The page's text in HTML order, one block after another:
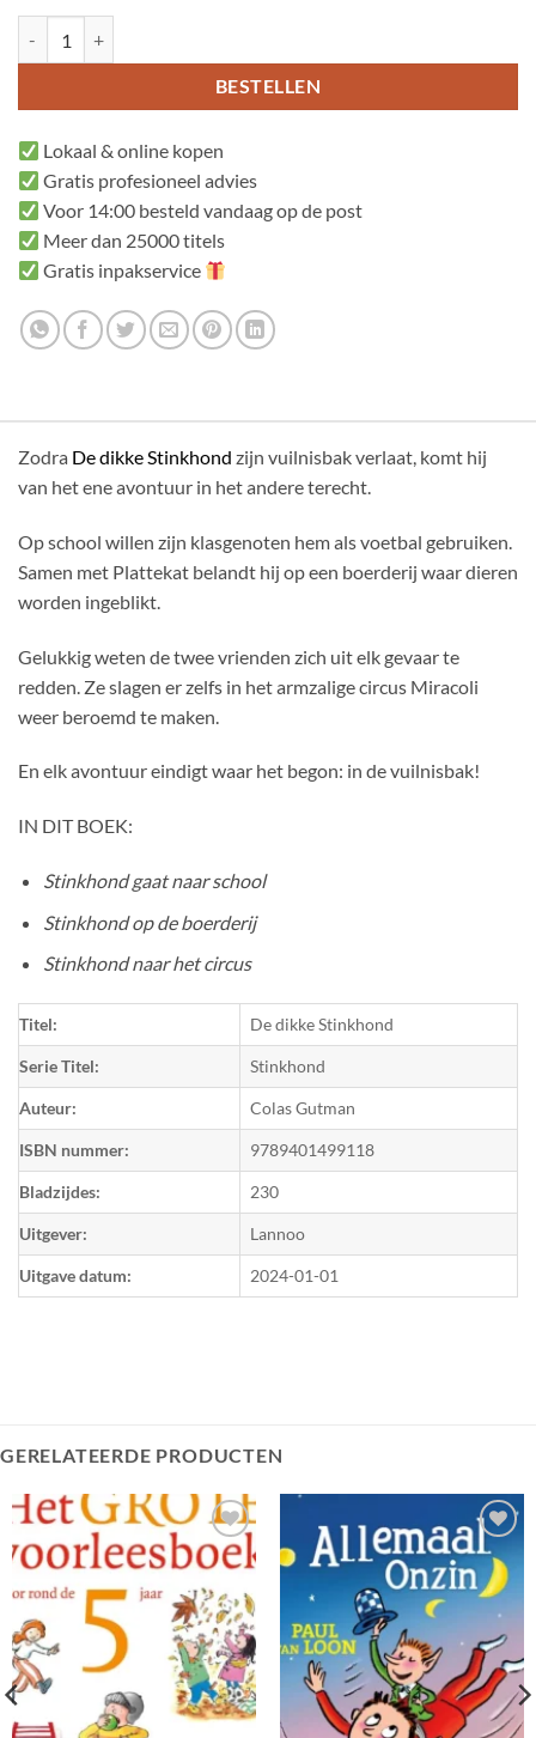
BESTELLEN
Lokaal & online kopen
Gratis profesioneel advies
Voor 14:00 besteld vandaag op de post
Meer dan 25000 titels
Gratis inpakservice
Zodra De dikke Stinkhond zijn vuilnisbak verlaat, komt hij
van het ene avontuur in het andere terecht.
Op school willen zijn klasgenoten hem als voetbal gebruiken.
Samen met Plattekat belandt hij op een boerderij waar dieren
worden ingeblikt.
Gelukkig weten de twee vrienden zich uit elk gevaar te
redden. Ze slagen er zelfs in het armzalige circus Miracoli
weer beroemd te maken.
En elk avontuur eindigt waar het begon: in de vuilnisbak!
IN DIT BOEK:
Stinkhond gaat naar school
Stinkhond op de boerderij
Stinkhond naar het circus
Titel: De dikke Stinkhond
Serie Titel: Stinkhond
Auteur: Colas Gutman
ISBN nummer: 9789401499118
Bladzijdes: 230
Uitgever: Lannoo
Uitgave datum: 2024-01-01
GERELATEERDE PRODUCTEN